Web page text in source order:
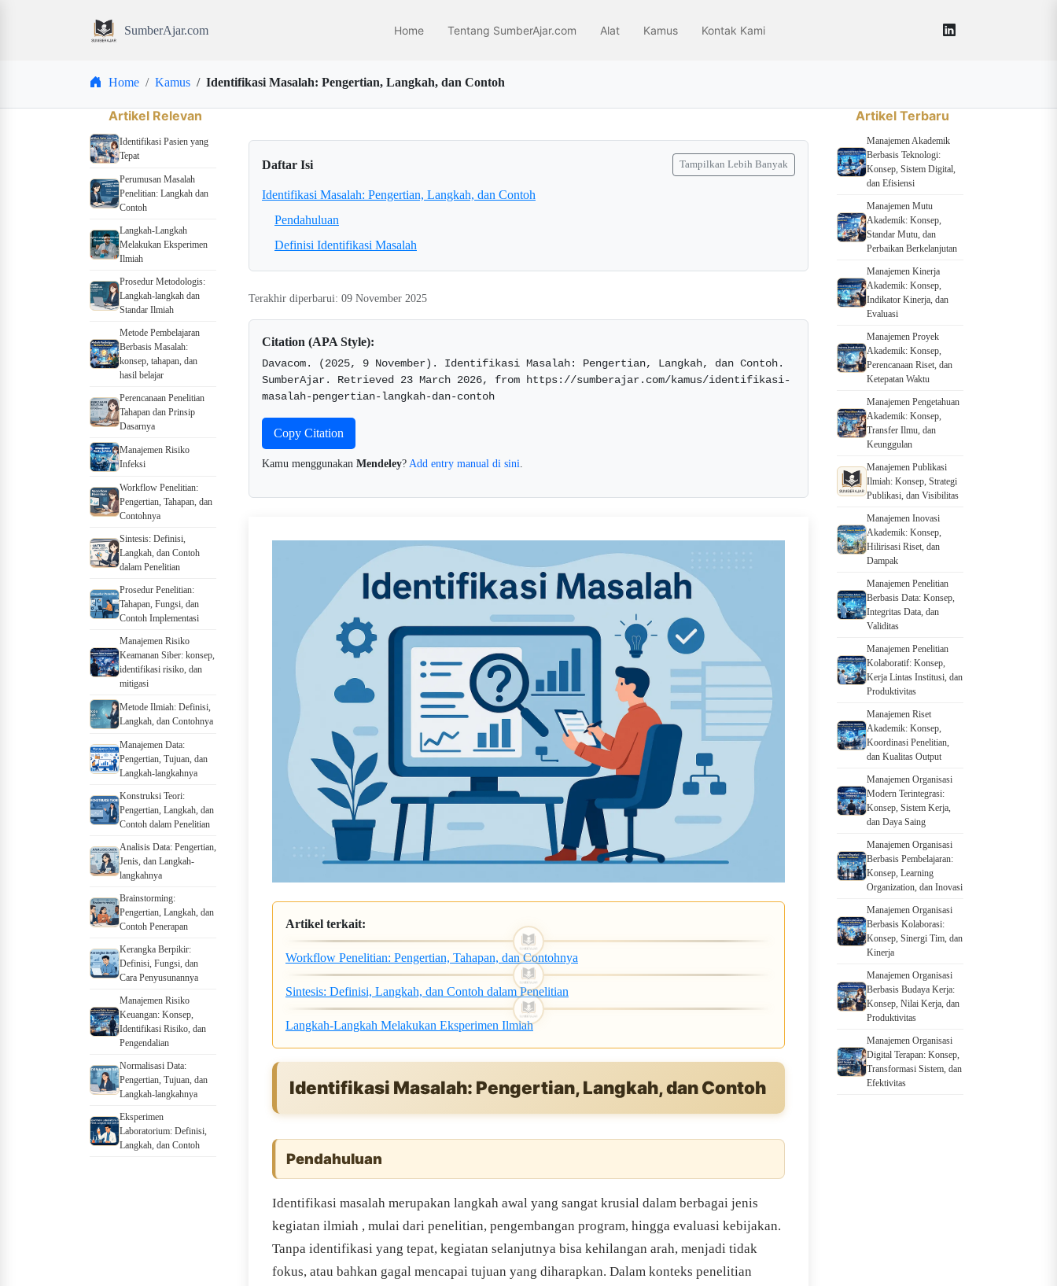
SumberAjar.com Home Tentang SumberAjar.com Alat Kamus Kontak Kami
Home Kamus Identifikasi Masalah: Pengertian, Langkah, dan Contoh
Artikel Relevan
Identifikasi Pasien yang
Tepat
Perumusan Masalah
Penelitian: Langkah dan
Contoh
Langkah-Langkah
Melakukan Eksperimen
Ilmiah
Prosedur Metodologis:
Langkah-langkah dan
Standar Ilmiah
Metode Pembelajaran
Berbasis Masalah:
konsep, tahapan, dan
hasil belajar
Perencanaan Penelitian
Tahapan dan Prinsip
Dasarnya
Manajemen Risiko
Infeksi
Workflow Penelitian:
Pengertian, Tahapan, dan
Contohnya
Sintesis: Definisi,
Langkah, dan Contoh
dalam Penelitian
Prosedur Penelitian:
Tahapan, Fungsi, dan
Contoh Implementasi
Manajemen Risiko
Keamanan Siber: konsep,
identifikasi risiko, dan
mitigasi
Metode Ilmiah: Definisi,
Langkah, dan Contohnya
Manajemen Data:
Pengertian, Tujuan, dan
Langkah-langkahnya
Konstruksi Teori:
Pengertian, Langkah, dan
Contoh dalam Penelitian
Analisis Data: Pengertian,
Jenis, dan Langkah-
langkahnya
Brainstorming:
Pengertian, Langkah, dan
Contoh Penerapan
Kerangka Berpikir:
Definisi, Fungsi, dan
Cara Penyusunannya
Manajemen Risiko
Keuangan: Konsep,
Identifikasi Risiko, dan
Pengendalian
Normalisasi Data:
Pengertian, Tujuan, dan
Langkah-langkahnya
Eksperimen
Laboratorium: Definisi,
Langkah, dan Contoh
Daftar Isi Tampilkan Lebih Banyak
Identifikasi Masalah: Pengertian, Langkah, dan Contoh
Pendahuluan
Definisi Identifikasi Masalah
Terakhir diperbarui: 09 November 2025
Citation (APA Style):
Davacom. (2025, 9 November). Identifikasi Masalah: Pengertian, Langkah, dan Contoh.
SumberAjar. Retrieved 23 March 2026, from https://sumberajar.com/kamus/identifikasi-
masalah-pengertian-langkah-dan-contoh
Copy Citation
Kamu menggunakan Mendeley? Add entry manual di sini.
Artikel terkait:
Workflow Penelitian: Pengertian, Tahapan, dan Contohnya
Sintesis: Definisi, Langkah, dan Contoh dalam Penelitian
Langkah-Langkah Melakukan Eksperimen Ilmiah
Identifikasi Masalah: Pengertian, Langkah, dan Contoh
Pendahuluan
Identifikasi masalah merupakan langkah awal yang sangat krusial dalam berbagai jenis
kegiatan ilmiah , mulai dari penelitian, pengembangan program, hingga evaluasi kebijakan.
Tanpa identifikasi yang tepat, kegiatan selanjutnya bisa kehilangan arah, menjadi tidak
fokus, atau bahkan gagal mencapai tujuan yang diharapkan. Dalam konteks penelitian
Artikel Terbaru
Manajemen Akademik
Berbasis Teknologi:
Konsep, Sistem Digital,
dan Efisiensi
Manajemen Mutu
Akademik: Konsep,
Standar Mutu, dan
Perbaikan Berkelanjutan
Manajemen Kinerja
Akademik: Konsep,
Indikator Kinerja, dan
Evaluasi
Manajemen Proyek
Akademik: Konsep,
Perencanaan Riset, dan
Ketepatan Waktu
Manajemen Pengetahuan
Akademik: Konsep,
Transfer Ilmu, dan
Keunggulan
Manajemen Publikasi
Ilmiah: Konsep, Strategi
Publikasi, dan Visibilitas
Manajemen Inovasi
Akademik: Konsep,
Hilirisasi Riset, dan
Dampak
Manajemen Penelitian
Berbasis Data: Konsep,
Integritas Data, dan
Validitas
Manajemen Penelitian
Kolaboratif: Konsep,
Kerja Lintas Institusi, dan
Produktivitas
Manajemen Riset
Akademik: Konsep,
Koordinasi Penelitian,
dan Kualitas Output
Manajemen Organisasi
Modern Terintegrasi:
Konsep, Sistem Kerja,
dan Daya Saing
Manajemen Organisasi
Berbasis Pembelajaran:
Konsep, Learning
Organization, dan Inovasi
Manajemen Organisasi
Berbasis Kolaborasi:
Konsep, Sinergi Tim, dan
Kinerja
Manajemen Organisasi
Berbasis Budaya Kerja:
Konsep, Nilai Kerja, dan
Produktivitas
Manajemen Organisasi
Digital Terapan: Konsep,
Transformasi Sistem, dan
Efektivitas